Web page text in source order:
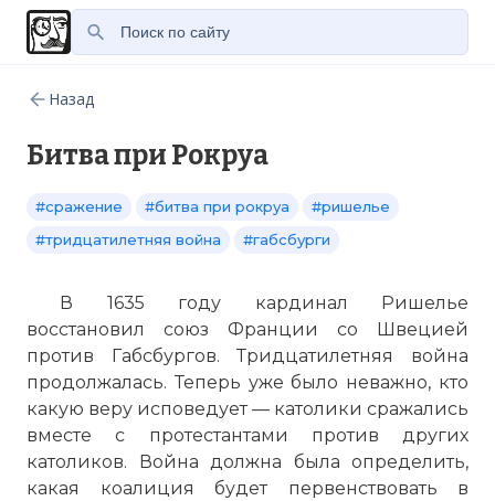
Назад
Битва при Рокруа
#сражение #битва при рокруа
#ришелье
#тридцатилетняя война
#габсбурги
В 1635 году кардинал Ришелье
восстановил союз Франции со Швецией
против Габсбургов. Тридцатилетняя война
продолжалась. Теперь уже было неважно, кто
какую веру исповедует — католики сражались
вместе с протестантами против других
католиков. Война должна была определить,
какая коалиция будет первенствовать в